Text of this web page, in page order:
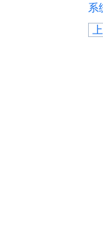
系